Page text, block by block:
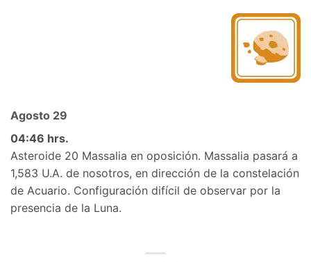
Agosto 29
04:46 hrs.
Asteroide 20 Massalia en oposición. Massalia pasará a
1,583 U.A. de nosotros, en dirección de la constelación
de Acuario. Configuración difícil de observar por la
presencia de la Luna.